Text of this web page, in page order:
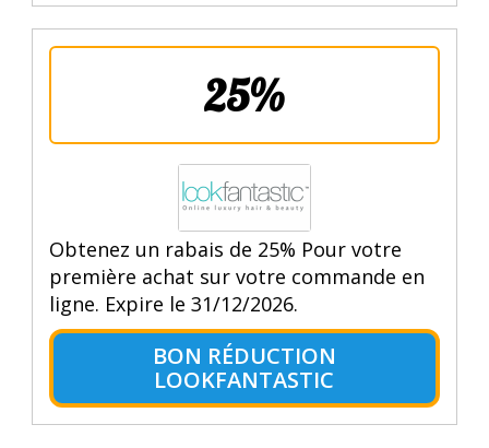
25%
Obtenez un rabais de 25% Pour votre
première achat sur votre commande en
ligne. Expire le 31/12/2026.
BON RÉDUCTION
LOOKFANTASTIC